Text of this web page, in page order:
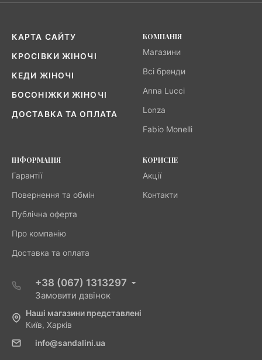
КАРТА САЙТУ
КРОСІВКИ ЖІНОЧІ
КЕДИ ЖІНОЧІ
БОСОНІЖКИ ЖІНОЧІ
ДОСТАВКА ТА ОПЛАТА
КОМПАНІЯ
Магазини
Всі бренди
Anna Lucci
Lonza
Fabio Monelli
ІНФОРМАЦІЯ
Гарантії
Повернення та обмін
Публічна оферта
Про компанію
Доставка та оплата
КОРИСНЕ
Акції
Контакти
+38 (067) 1313297
Замовити дзвінок
Наші магазини представлені
Київ, Харків
info@sandalini.ua